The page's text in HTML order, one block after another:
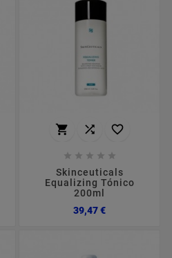
  
    
Skinceuticals
Equalizing Tónico
200ml
39,47 €Preço